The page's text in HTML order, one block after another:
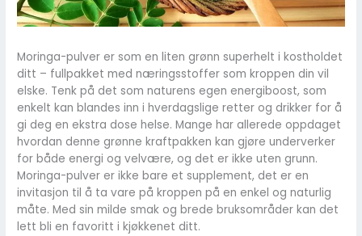
Moringa-pulver er som en liten grønn superhelt i kostholdet
ditt – fullpakket med næringsstoffer som kroppen din vil
elske. Tenk på det som naturens egen energiboost, som
enkelt kan blandes inn i hverdagslige retter og drikker for å
gi deg en ekstra dose helse. Mange har allerede oppdaget
hvordan denne grønne kraftpakken kan gjøre underverker
for både energi og velvære, og det er ikke uten grunn.
Moringa-pulver er ikke bare et supplement, det er en
invitasjon til å ta vare på kroppen på en enkel og naturlig
måte. Med sin milde smak og brede bruksområder kan det
lett bli en favoritt i kjøkkenet ditt.